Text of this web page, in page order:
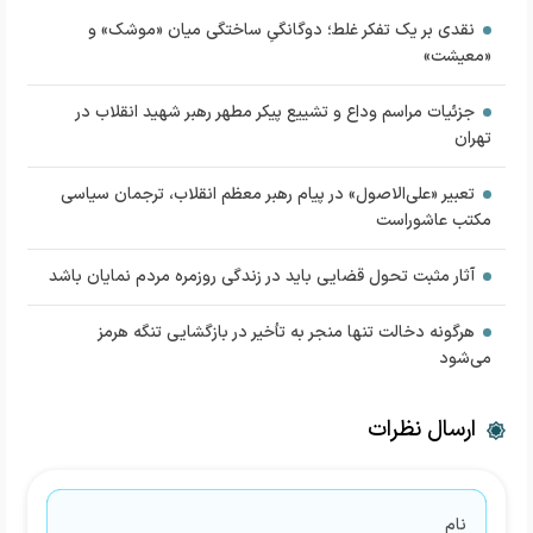
نقدی بر یک تفکر غلط؛ دوگانگیِ ساختگی میان «موشک» و
«معیشت»
جزئیات مراسم‌ وداع و تشییع پیکر مطهر رهبر شهید انقلاب در
تهران
تعبیر «علی‌الاصول» در پیام رهبر معظم انقلاب، ترجمان سیاسی
مکتب عاشوراست
آثار مثبت تحول قضایی باید در زندگی روزمره مردم نمایان باشد
هرگونه دخالت تنها منجر به تأخیر در بازگشایی تنگه هرمز
می‌شود
ارسال نظرات